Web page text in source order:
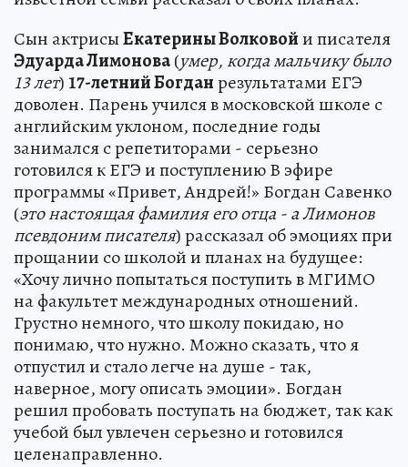
Сын актрисыЕкатерины Волковойи писателя
Эдуарда Лимонова(умер, когда мальчику было
13 лет)17-летний Богданрезультатами ЕГЭ
доволен. Парень учился в московской школе с
английским уклоном, последние годы
занимался с репетиторами - серьезно
готовился к ЕГЭ и поступлению В эфире
программы «Привет, Андрей!» Богдан Савенко
(это настоящая фамилия его отца - а Лимонов
псевдоним писателя) рассказал об эмоциях при
прощании со школой и планах на будущее:
«Хочу лично попытаться поступить в МГИМО
на факультет международных отношений.
Грустно немного, что школу покидаю, но
понимаю, что нужно. Можно сказать, что я
отпустил и стало легче на душе - так,
наверное, могу описать эмоции». Богдан
решил пробовать поступать на бюджет, так как
учебой был увлечен серьезно и готовился
целенаправленно.